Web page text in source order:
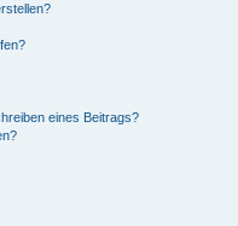
eines Beitrags?